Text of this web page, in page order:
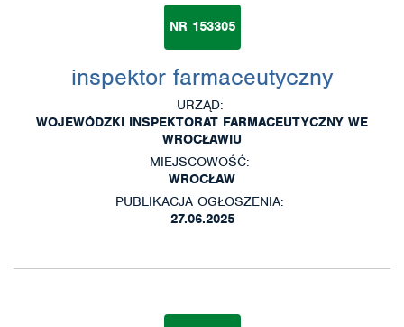
NR 153305
inspektor farmaceutyczny
URZĄD:
WOJEWÓDZKI INSPEKTORAT FARMACEUTYCZNY WE
WROCŁAWIU
MIEJSCOWOŚĆ:
WROCŁAW
PUBLIKACJA OGŁOSZENIA:
27.06.2025